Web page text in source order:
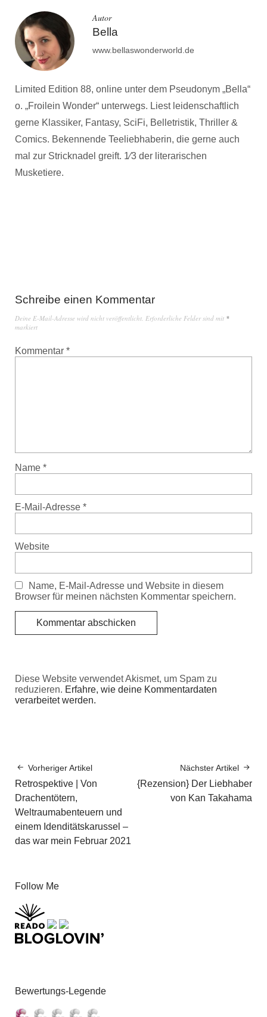
Autor
Bella
www.bellaswonderworld.de
Limited Edition 88, online unter dem Pseudonym „Bella“
o. „Froilein Wonder“ unterwegs. Liest leidenschaftlich
gerne Klassiker, Fantasy, SciFi, Belletristik, Thriller &
Comics. Bekennende Teeliebhaberin, die gerne auch
mal zur Stricknadel greift. 1⁄3 der literarischen
Musketiere.
Schreibe einen Kommentar
Deine E-Mail-Adresse wird nicht veröffentlicht. Erforderliche Felder sind mit *
markiert
Kommentar *
Name *
E-Mail-Adresse *
Website
Name, E-Mail-Adresse und Website in diesem
Browser für meinen nächsten Kommentar speichern.
Diese Website verwendet Akismet, um Spam zu
reduzieren. Erfahre, wie deine Kommentardaten
verarbeitet werden.
Vorheriger Artikel
Retrospektive | Von
Drachentötern,
Weltraumabenteuern und
einem Idenditätskarussel –
das war mein Februar 2021
Nächster Artikel
{Rezension} Der Liebhaber
von Kan Takahama
Follow Me
Bewertungs-Legende